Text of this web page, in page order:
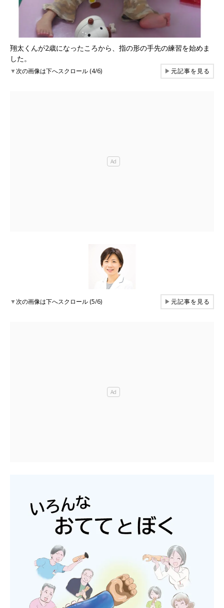
翔太くんが2歳になったころから、指の形の手先の練習を始めま
した。
▼次の画像は下へスクロール (4/6) ▶元記事を見る
▼次の画像は下へスクロール (5/6) ▶元記事を見る